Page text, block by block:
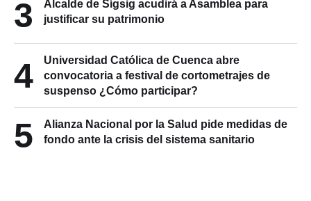
3
Alcalde de Sígsig acudirá a Asamblea para
justificar su patrimonio
4
Universidad Católica de Cuenca abre
convocatoria a festival de cortometrajes de
suspenso ¿Cómo participar?
5
Alianza Nacional por la Salud pide medidas de
fondo ante la crisis del sistema sanitario